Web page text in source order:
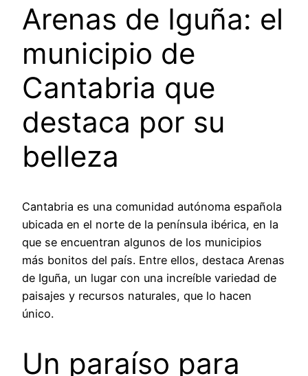
Arenas de Iguña: el
municipio de
Cantabria que
destaca por su
belleza
Cantabria es una comunidad autónoma española
ubicada en el norte de la península ibérica, en la
que se encuentran algunos de los municipios
más bonitos del país. Entre ellos, destaca Arenas
de Iguña, un lugar con una increíble variedad de
paisajes y recursos naturales, que lo hacen
único.
Un paraíso para